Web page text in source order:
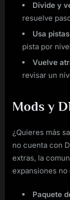
Divide y
resuelve
Usa
pista por
Vuelve
revisar un
Mods y
¿Quieres más
no cuenta con
extras, la
expansiones
Paquete